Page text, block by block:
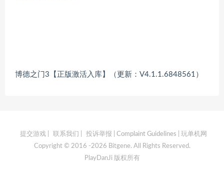
博德之门3【正版激活入库】（更新：V4.1.1.6848561）
提交游戏| 联系我们 投诉举报 | Complaint Guidelines | 玩单机网
Copyright © 2016 -2026 Bitgene. All Rights Reserved.
PlayDanJi 版权所有